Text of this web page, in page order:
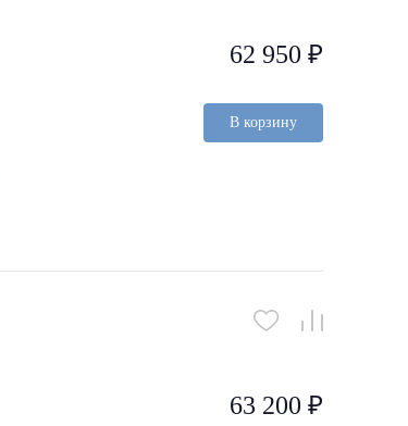
62 950 ₽
В корзину
63 200 ₽